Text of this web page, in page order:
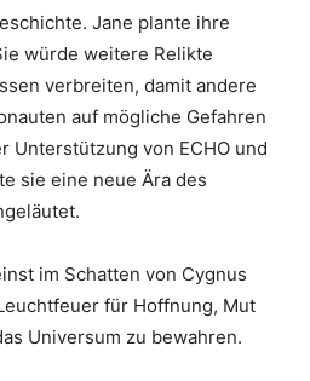
Jane plante ihre
würde weitere Relikte
verbreiten, damit andere
auf mögliche Gefahren
Unterstützung von ECHO und
sie eine neue Ära des
im Schatten von Cygnus
für Hoffnung, Mut
Universum zu bewahren.